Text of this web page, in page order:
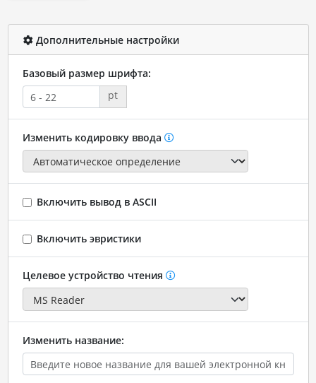
Дополнительные настройки
Базовый размер шрифта:
pt
Изменить кодировку ввода
Включить вывод в ASCII
Включить эвристики
Целевое устройство чтения
Изменить название: